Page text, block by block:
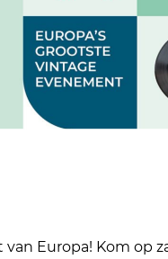
Europa! Kom op